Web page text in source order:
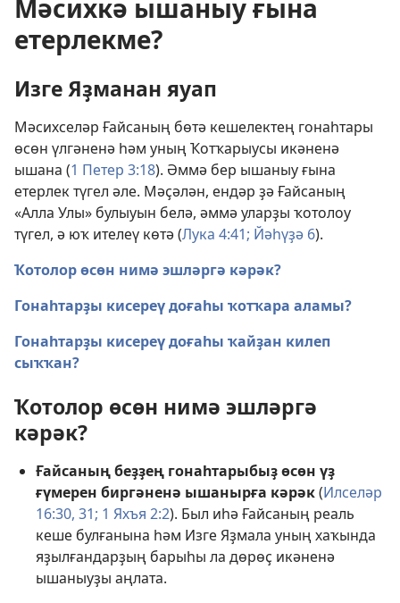
Мәсихкә ышаныу ғына
етерлекме?
Изге Яҙманан яуап
Мәсихселәр Ғайсаның бөтә кешелектең гонаһтары
өсөн үлгәненә һәм уның Ҡотҡарыусы икәненә
ышана (1 Петер 3:18). Әммә бер ышаныу ғына
етерлек түгел әле. Мәҫәлән, ендәр ҙә Ғайсаның
«Алла Улы» булыуын белә, әммә уларҙы ҡотолоу
түгел, ә юҡ ителеү көтә (Лука 4:41; Йәһүҙә 6).
Ҡотолор өсөн нимә эшләргә кәрәк?
Гонаһтарҙы кисереү доғаһы ҡотҡара аламы?
Гонаһтарҙы кисереү доғаһы ҡайҙан килеп
сыҡҡан?
Ҡотолор өсөн нимә эшләргә
кәрәк?
Ғайсаның беҙҙең гонаһтарыбыҙ өсөн үҙ
ғүмерен биргәненә ышанырға кәрәк(Илселәр
16:30, 31; 1 Яхъя 2:2). Был иһә Ғайсаның реаль
кеше булғанына һәм Изге Яҙмала уның хаҡында
яҙылғандарҙың барыһы ла дөрөҫ икәненә
ышаныуҙы аңлата.